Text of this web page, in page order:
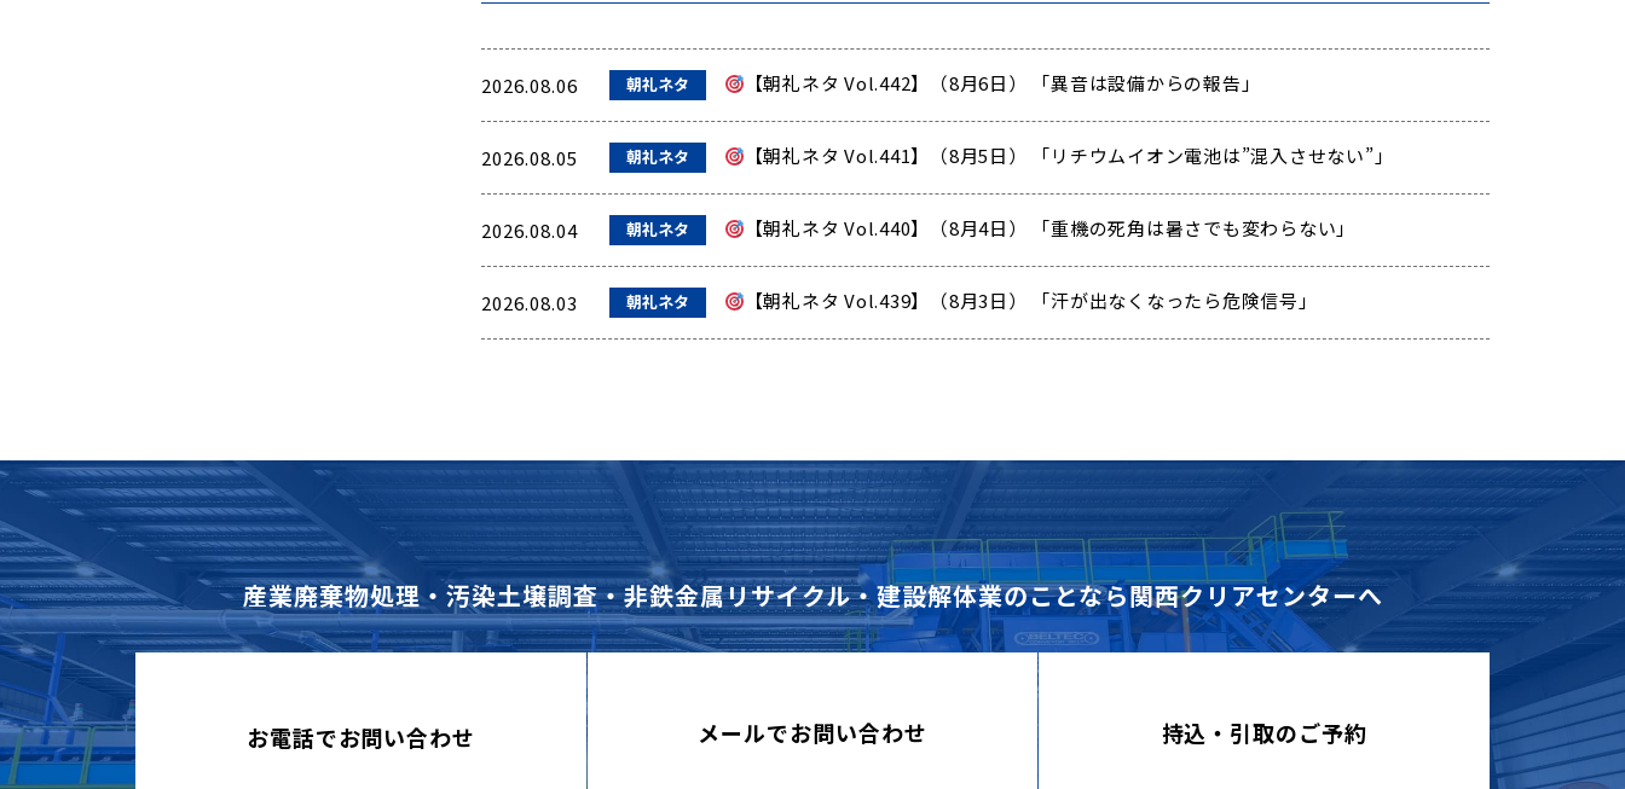
2026.08.06 朝礼ネタ 【朝礼ネタ Vol.442】（8月6日） 「異音は設備からの報告」
2026.08.05 朝礼ネタ 【朝礼ネタ Vol.441】（8月5日） 「リチウムイオン電池は”混入させない”」
2026.08.04 朝礼ネタ 【朝礼ネタ Vol.440】（8月4日） 「重機の死角は暑さでも変わらない」
2026.08.03 朝礼ネタ 【朝礼ネタ Vol.439】（8月3日） 「汗が出なくなったら危険信号」
産業廃棄物処理・汚染土壌調査・非鉄金属リサイクル・建設解体業のことなら関西クリアセンターへ
お電話でお問い合わせ メールでお問い合わせ 持込・引取のご予約